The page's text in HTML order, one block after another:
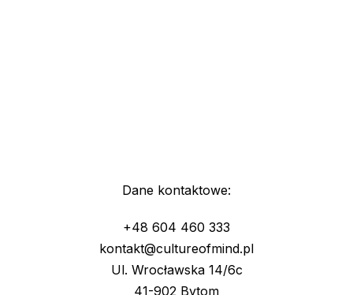
Dane kontaktowe:
+48 604 460 333
kontakt@cultureofmind.pl
Ul. Wrocławska 14/6c
41-902 Bytom